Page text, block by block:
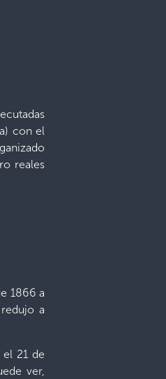
con el
reales
1866 a
a
21 de
ver,